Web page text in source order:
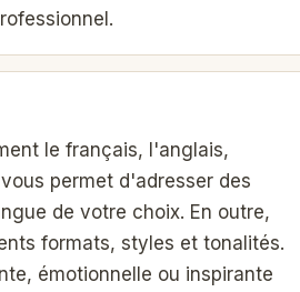
le français, l'anglais,
permet d'adresser des
de votre choix. En outre,
formats, styles et tonalités.
émotionnelle ou inspirante